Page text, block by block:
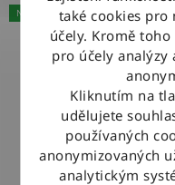
také cookies pro
účely. Kromě
pro účely analýzy
Kliknutím na
udělujete
používaných
anonymizovaných
analytickým
NOVINKA